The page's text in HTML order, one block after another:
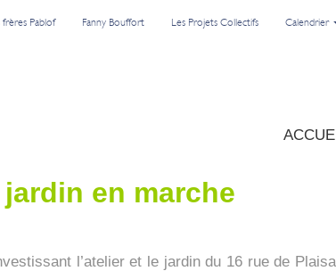
frères Pablof Fanny Bouffort Les Projets Collectifs Calendrier
jar­din en marche
l’a­te­lier et le jar­din du 16 rue de